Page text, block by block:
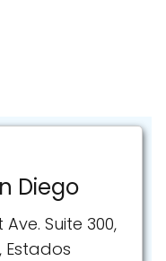
Diego
Ave. Suite 300,
Estados